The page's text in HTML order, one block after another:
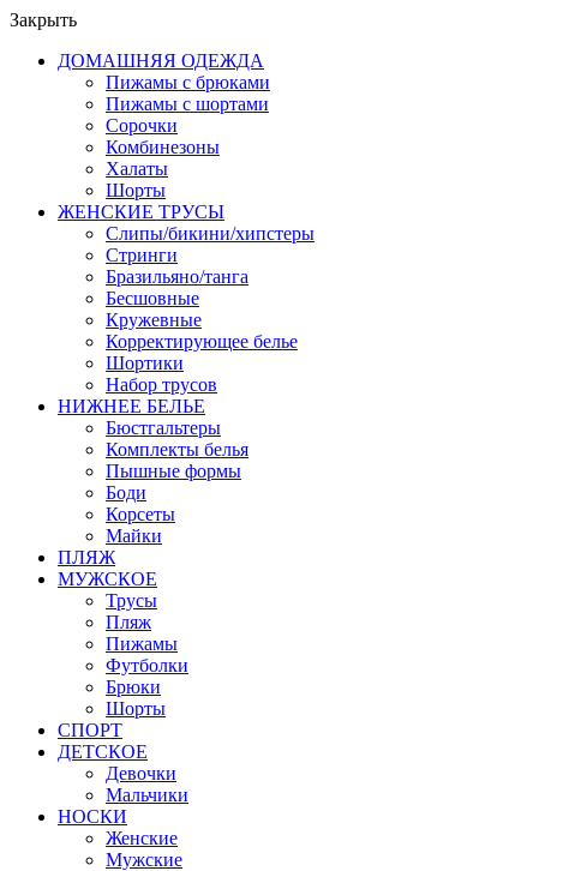
Закрыть
ДОМАШНЯЯ ОДЕЖДА
Пижамы с брюками
Пижамы с шортами
Сорочки
Комбинезоны
Халаты
Шорты
ЖЕНСКИЕ ТРУСЫ
Слипы/бикини/хипстеры
Стринги
Бразильяно/танга
Бесшовные
Кружевные
Корректирующее белье
Шортики
Набор трусов
НИЖНЕЕ БЕЛЬЕ
Бюстгальтеры
Комплекты белья
Пышные формы
Боди
Корсеты
Майки
ПЛЯЖ
МУЖСКОЕ
Трусы
Пляж
Пижамы
Футболки
Брюки
Шорты
СПОРТ
ДЕТСКОЕ
Девочки
Мальчики
НОСКИ
Женские
Мужские